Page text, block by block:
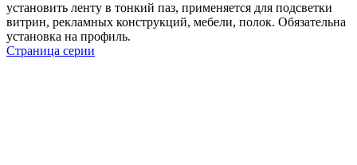
установить ленту в тонкий паз, применяется для подсветки
витрин, рекламных конструкций, мебели, полок. Обязательна
установка на профиль.
Страница серии